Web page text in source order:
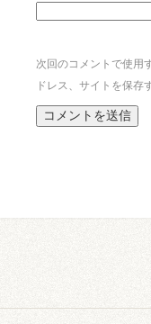
次回のコメントで使用
ドレス、サイトを保存